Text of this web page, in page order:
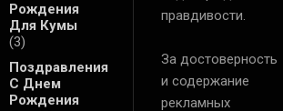
Рождения
Для Кумы
(3)
Поздравления
С Днем
Рождения
правдивости.
За достоверность
и содержание
рекламных